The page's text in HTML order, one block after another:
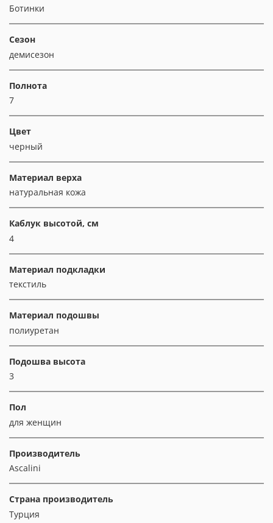
Ботинки
Сезон
демисезон
Полнота
7
Цвет
черный
Материал верха
натуральная кожа
Каблук высотой, см
4
Материал подкладки
текстиль
Материал подошвы
полиуретан
Подошва высота
3
Пол
для женщин
Производитель
Ascalini
Страна производитель
Турция